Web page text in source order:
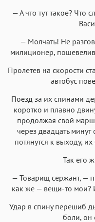
— А что тут такое? Что
— Молчать! Не
милиционер,
Пролетев на скорости
автобус
Поезд за их спинами
коротко и плавно
продолжая свой
через двадцать минут
потянутся к выходу,
Так его
— Товарищ сержант, —
как же — вещи-то мои?
Удар в спину перешиб
боли, он